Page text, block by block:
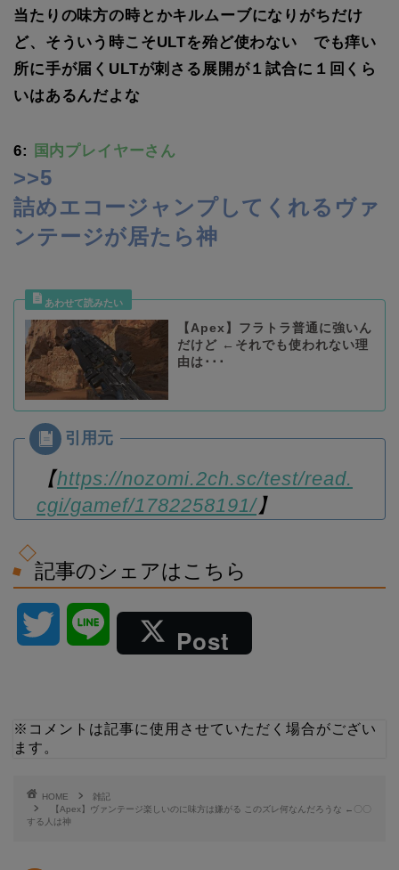
当たりの味方の時とかキルムーブになりがちだけ
ど、そういう時こそULTを殆ど使わない でも痒い
所に手が届くULTが刺さる展開が１試合に１回くら
いはあるんだよな
6: 国内プレイヤーさん
>>5
詰めエコージャンプしてくれるヴァ
ンテージが居たら神
【Apex】フラトラ普通に強いん
だけど ←それでも使われない理
由は･･･
【https://nozomi.2ch.sc/test/read.
cgi/gamef/1782258191/】
記事のシェアはこちら
t
Post
※コメントは記事に使用させていただく場合がござい
ます。
HOME
雑記
【Apex】ヴァンテージ楽しいのに味方は嫌がる このズレ何なんだろうな ←〇〇
する人は神